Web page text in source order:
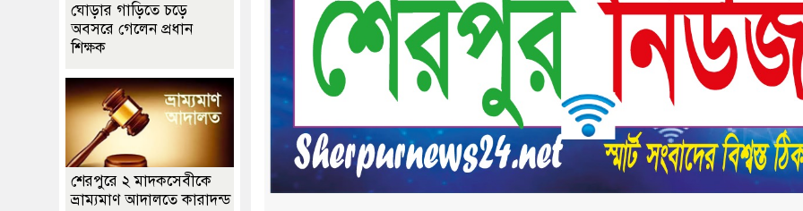
ঘোড়ার গাড়িতে চড়ে
অবসরে গেলেন প্রধান
শিক্ষক
শেরপুরে ২ মাদকসেবীকে
ভ্রাম্যমাণ আদালতে কারাদন্ড